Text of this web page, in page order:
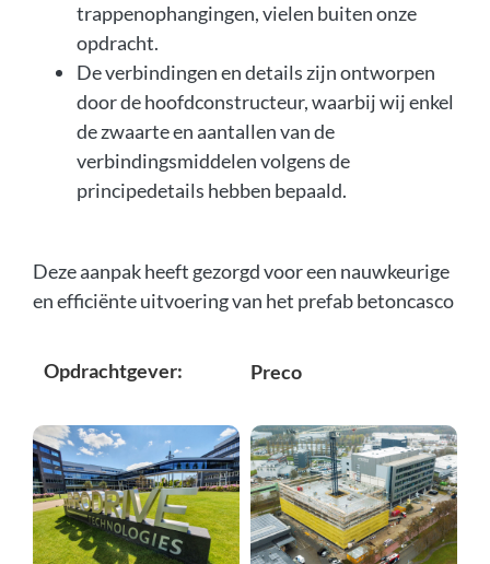
trappenophangingen, vielen buiten onze
opdracht.
De verbindingen en details zijn ontworpen
door de hoofdconstructeur, waarbij wij enkel
de zwaarte en aantallen van de
verbindingsmiddelen volgens de
principedetails hebben bepaald.
Deze aanpak heeft gezorgd voor een nauwkeurige
en efficiënte uitvoering van het prefab betoncasco
Opdrachtgever: Preco